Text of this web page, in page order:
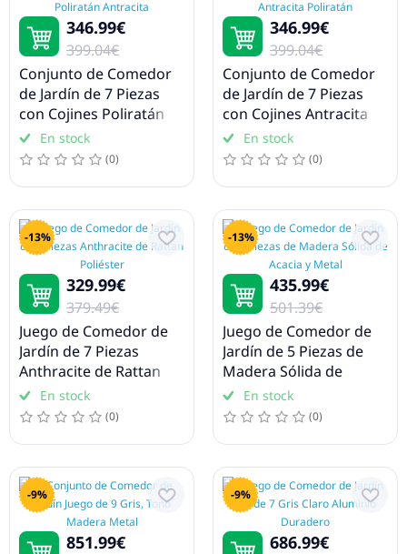
346.99€
399.04€
Conjunto de Comedor
de Jardín de 7 Piezas
con Cojines Poliratán
Antracita
En stock
(0)
346.99€
399.04€
Conjunto de Comedor
de Jardín de 7 Piezas
con Cojines Antracita
Poliratán
En stock
(0)
-13%
329.99€
379.49€
Juego de Comedor de
Jardín de 7 Piezas
Anthracite de Rattan
Poliéster
En stock
(0)
-13%
435.99€
501.39€
Juego de Comedor de
Jardín de 5 Piezas de
Madera Sólida de
Acacia y Metal
En stock
(0)
-9%
851.99€
-9%
686.99€